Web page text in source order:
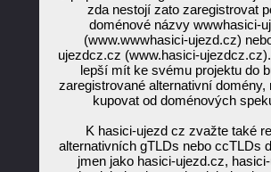
zda nestojí zato zaregistrovat
doménové názvy wwwhasici-
(www.wwwhasici-ujezd.cz)
ujezdcz.cz (www.hasici-
lepší mít ke svému projektu do
zaregistrované alternativní domény,
kupovat od doménových
K hasici-ujezd cz zvažte také
alternativních gTLDs nebo ccTLDs
jmen jako hasici-ujezd.cz,